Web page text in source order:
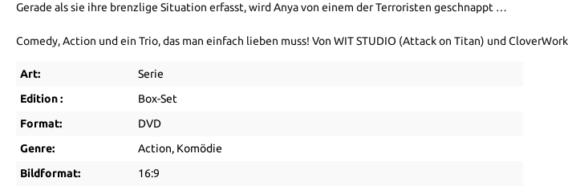
Gerade als sie ihre brenzlige Situation erfasst, wird Anya von einem der Terroristen geschnappt …
Comedy, Action und ein Trio, das man einfach lieben muss! Von WIT STUDIO (Attack on Titan) und
Art:
Serie
Edition :
Box-Set
Format:
DVD
Genre:
Action, Komödie
Bildformat:
16:9